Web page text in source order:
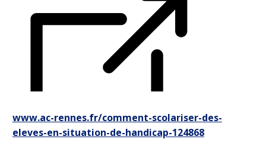
www.ac-rennes.fr/comment-scolariser-des-
eleves-en-situation-de-handicap-124868